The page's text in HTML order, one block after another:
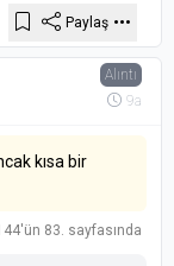
Paylaş
Alıntı
9a
kısa bir
83. sayfasında